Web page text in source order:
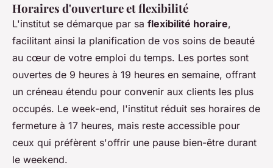
Horaires d'ouverture et flexibilité
L'institut se démarque par sa flexibilité horaire,
facilitant ainsi la planification de vos soins de beauté
au cœur de votre emploi du temps. Les portes sont
ouvertes de 9 heures à 19 heures en semaine, offrant
un créneau étendu pour convenir aux clients les plus
occupés. Le week-end, l'institut réduit ses horaires de
fermeture à 17 heures, mais reste accessible pour
ceux qui préfèrent s'offrir une pause bien-être durant
le weekend.